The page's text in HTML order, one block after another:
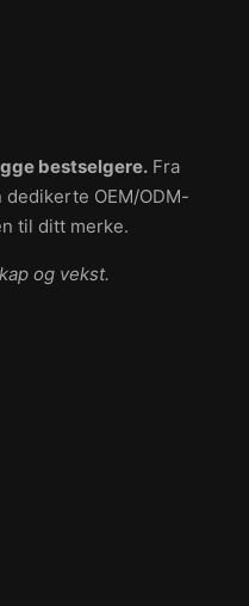
bestselgere. Fra
OEM/ODM-
til ditt merke.
og vekst.